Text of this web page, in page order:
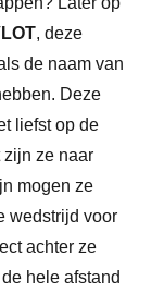
, deze
de naam van
Deze
liefst op de
zijn ze naar
mogen ze
wedstrijd voor
achter ze
hele afstand